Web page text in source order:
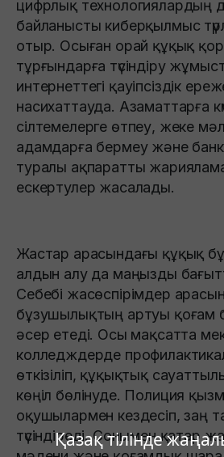
Қазақ тілінде
цифрлық технологиялардың
байланысты киберқылмыс
отыр. Осыған орай құқық
тұрғындарға түсіндіру
интернеттегі қауіпсіздік
насихаттауда. Азаматтарға
сілтемелерге өтпеу, жеке
адамдарға бермеу және
туралы ақпаратты
ескертулер жасалады.
Жастар арасындағы құқық
алдын алу да маңызды
Себебі жасөспірімдер
бұзушылықтың артуы қоғам
әсер етеді. Осы мақсатта
колледждерде
өткізіліп, құқықтық
көңіл бөлінуде. Полиция
оқушылармен кездесіп, заң
түсіндіреді. Сонымен қатар